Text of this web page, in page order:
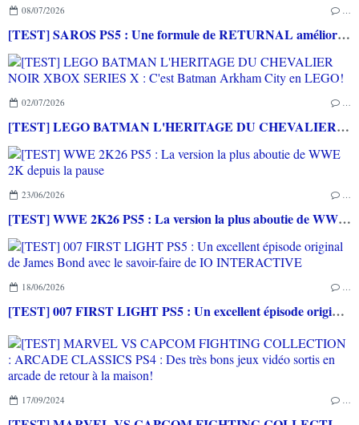
08/07/2026
[TEST] SAROS PS5 : Une formule de RETURNAL améliorée et interessante
02/07/2026
[TEST] LEGO BATMAN L'HERITAGE DU CHEVALIER NOIR XBOX SERIES X : C'est Batman Arkham City en LEGO!
23/06/2026
[TEST] WWE 2K26 PS5 : La version la plus aboutie de WWE 2K depuis la pause
18/06/2026
[TEST] 007 FIRST LIGHT PS5 : Un excellent épisode original de James Bond avec le savoir-faire de IO INTERACTIVE
17/09/2024